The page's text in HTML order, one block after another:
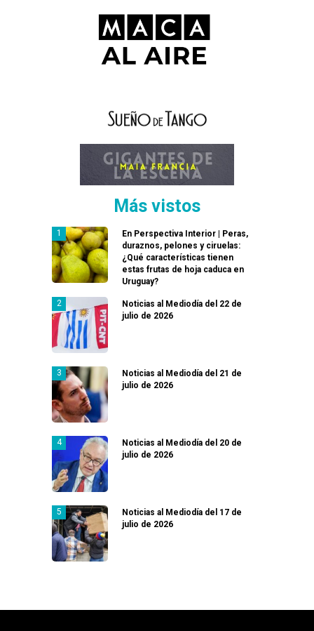
Más vistos
En Perspectiva Interior | Peras,
duraznos, pelones y ciruelas:
¿Qué características tienen
estas frutas de hoja caduca en
Uruguay?
Noticias al Mediodía del 22 de
julio de 2026
Noticias al Mediodía del 21 de
julio de 2026
Noticias al Mediodía del 20 de
julio de 2026
Noticias al Mediodía del 17 de
julio de 2026